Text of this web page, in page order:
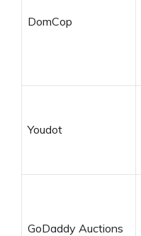
DomCop
Youdot
GoDaddy Auctions